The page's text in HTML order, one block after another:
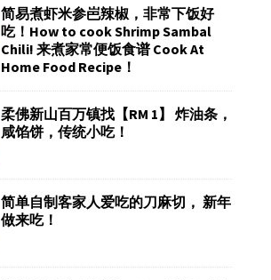
简易煮虾米参岜辣椒，非常下饭好
吃！How to cook Shrimp Sambal
Chili! 来煮家常便饭食谱 Cook At
Home Food Recipe！
柔佛新山百万镇找【RM 1】 炸油条，
咸馅饼，传统小吃！
简单自制客家人爱吃的刀麻切， 新年
做来吃！